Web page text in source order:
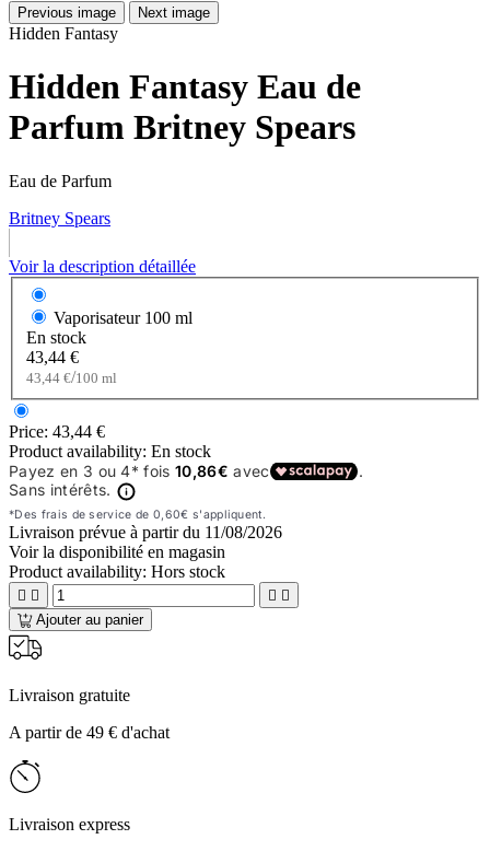
Previous image Next image
Hidden Fantasy
Hidden Fantasy Eau de
Parfum Britney Spears
Eau de Parfum
Britney Spears
Voir la description détaillée
Vaporisateur 100 ml
En stock
43,44 €
43,44 €/100 ml
Price: 43,44 €
Product availability: En stock
Livraison prévue à partir du 11/08/2026
Voir la disponibilité en magasin
Product availability: Hors stock
   
Ajouter au panier
Livraison gratuite
A partir de 49 € d'achat
Livraison express